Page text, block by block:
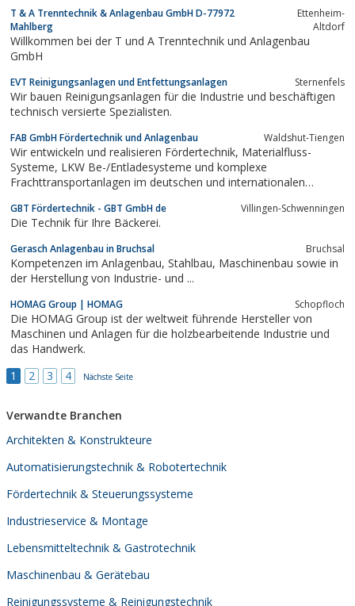
T & A Trenntechnik & Anlagenbau GmbH D-77972
Mahlberg
Ettenheim-
Altdorf
Willkommen bei der T und A Trenntechnik und Anlagenbau
GmbH
EVT Reinigungsanlagen und Entfettungsanlagen Sternenfels
Wir bauen Reinigungsanlagen für die Industrie und beschäftigen
technisch versierte Spezialisten.
FAB GmbH Fördertechnik und Anlagenbau Waldshut-Tiengen
Wir entwickeln und realisieren Fördertechnik, Materialfluss-
Systeme, LKW Be-/Entladesysteme und komplexe
Frachttransportanlagen im deutschen und internationalen
GBT Fördertechnik - GBT GmbH de Villingen-Schwenningen
Die Technik für Ihre Bäckerei.
Gerasch Anlagenbau in Bruchsal Bruchsal
Kompetenzen im Anlagenbau, Stahlbau, Maschinenbau sowie in
der Herstellung von Industrie- und ...
HOMAG Group | HOMAG Schopfloch
Die HOMAG Group ist der weltweit führende Hersteller von
Maschinen und Anlagen für die holzbearbeitende Industrie und
das Handwerk.
1
2 3 4 Nächste Seite
Verwandte Branchen
Architekten & Konstrukteure
Automatisierungstechnik & Robotertechnik
Fördertechnik & Steuerungssysteme
Industrieservice & Montage
Lebensmitteltechnik & Gastrotechnik
Maschinenbau & Gerätebau
Reinigungssysteme & Reinigungstechnik